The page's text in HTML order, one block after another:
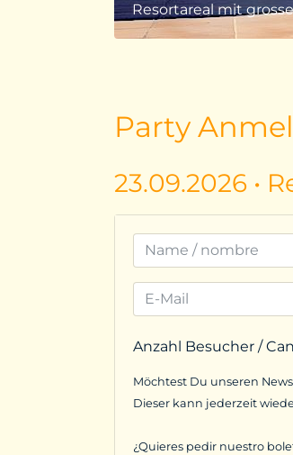
Resortareal mit
Party
23.09.2026 •
Anzahl Besucher /
Möchtest Du unseren
Dieser kann jederzeit
¿Quieres pedir nuestro